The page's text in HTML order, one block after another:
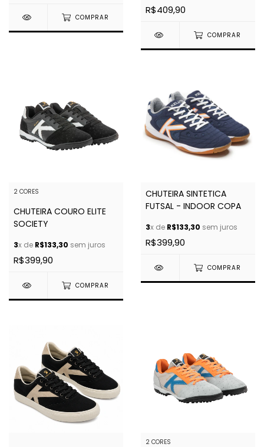
COMPRAR
R$409,90
COMPRAR
2 CORES
CHUTEIRA COURO ELITE
SOCIETY
3x de R$133,30 sem juros
R$399,90
COMPRAR
CHUTEIRA SINTETICA
FUTSAL - INDOOR COPA
3x de R$133,30 sem juros
R$399,90
COMPRAR
2 CORES